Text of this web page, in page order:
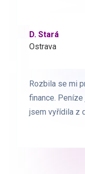
D. Stará
Ostrava
Rozbila se mi
finance. Peníze
jsem vyřídila z
L. Milá
Ostrava
Rozbila se mi
finance. Peníze
jsem vyřídila z